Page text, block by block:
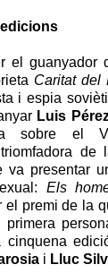
el guanyador
Caritat del
i espia
Luis
sobre el
de
va presentar
Els
el premi de la
cinquena
i Lluc